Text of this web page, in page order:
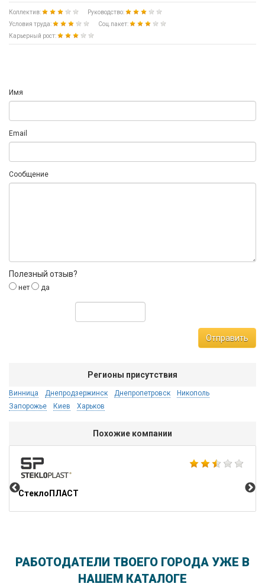
Коллектив:
Руководство:
Условия труда:
Соц.пакет:
Карьерный рост:
Имя
Email
Сообщение
Полезный отзыв?
нет да
Отправить
Регионы присутствия
Винница Днепродзержинск Днепропетровск
Никополь
Запорожье
Киев Харьков
Похожие компании
СтеклоПЛАСТ
РАБОТОДАТЕЛИ ТВОЕГО ГОРОДА УЖЕ В
НАШЕМ КАТАЛОГЕ